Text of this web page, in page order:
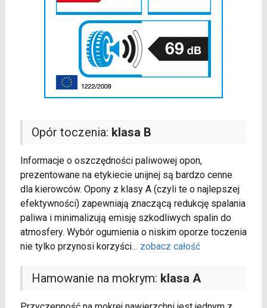
Opór toczenia: klasa B
Informacje o oszczędności paliwowej opon,
prezentowane na etykiecie unijnej są bardzo cenne
dla kierowców. Opony z klasy A (czyli te o najlepszej
efektywności) zapewniają znaczącą redukcję spalania
paliwa i minimalizują emisję szkodliwych spalin do
atmosfery. Wybór ogumienia o niskim oporze toczenia
nie tylko przynosi korzyści... zobacz całość
Hamowanie na mokrym: klasa A